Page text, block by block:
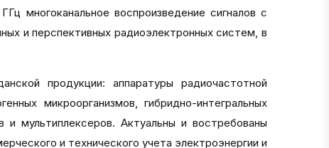
многоканальное воспроизведение сигналов с
и перспективных радиоэлектронных систем, в
продукции: аппаратуры радиочастотной
микроорганизмов, гибридно-интегральных
мультиплексеров. Актуальны и востребованы
и технического учета электроэнергии и